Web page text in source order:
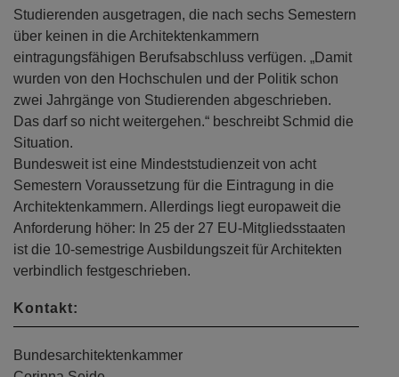
Studierenden ausgetragen, die nach sechs Semestern
über keinen in die Architektenkammern
eintragungsfähigen Berufsabschluss verfügen. „Damit
wurden von den Hochschulen und der Politik schon
zwei Jahrgänge von Studierenden abgeschrieben.
Das darf so nicht weitergehen.“ beschreibt Schmid die
Situation.
Bundesweit ist eine Mindeststudienzeit von acht
Semestern Voraussetzung für die Eintragung in die
Architektenkammern. Allerdings liegt europaweit die
Anforderung höher: In 25 der 27 EU-Mitgliedsstaaten
ist die 10-semestrige Ausbildungszeit für Architekten
verbindlich festgeschrieben.
Kontakt:
Bundesarchitektenkammer